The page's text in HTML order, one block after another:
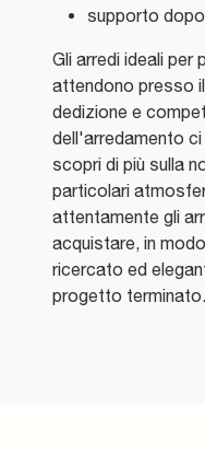
supporto
Gli arredi ideali per
attendono presso
dedizione e
dell'arredamento
scopri di più sulla
particolari
attentamente gli
acquistare, in
ricercato ed
progetto terminato.